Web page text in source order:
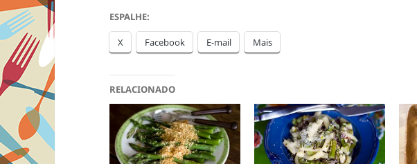
ESPALHE:
X Facebook E-mail Mais
RELACIONADO